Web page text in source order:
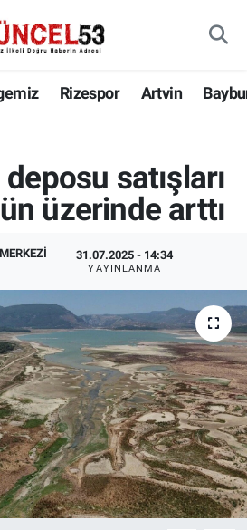
Rizespor Artvin
satışları
üzerinde arttı
31.07.2025 - 14:34
YAYINLANMA